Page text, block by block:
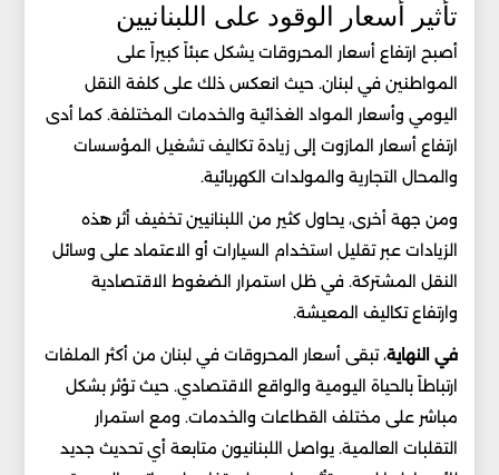
تأثير أسعار الوقود على اللبنانيين
أصبح ارتفاع أسعار المحروقات يشكل عبئاً كبيراً على
المواطنين في لبنان. حيث انعكس ذلك على كلفة النقل
اليومي وأسعار المواد الغذائية والخدمات المختلفة. كما أدى
ارتفاع أسعار المازوت إلى زيادة تكاليف تشغيل المؤسسات
والمحال التجارية والمولدات الكهربائية.
ومن جهة أخرى، يحاول كثير من اللبنانيين تخفيف أثر هذه
الزيادات عبر تقليل استخدام السيارات أو الاعتماد على وسائل
النقل المشتركة. في ظل استمرار الضغوط الاقتصادية
وارتفاع تكاليف المعيشة.
في النهاية، تبقى أسعار المحروقات في لبنان من أكثر الملفات
ارتباطاً بالحياة اليومية والواقع الاقتصادي. حيث تؤثر بشكل
مباشر على مختلف القطاعات والخدمات. ومع استمرار
التقلبات العالمية. يواصل اللبنانيون متابعة أي تحديث جديد